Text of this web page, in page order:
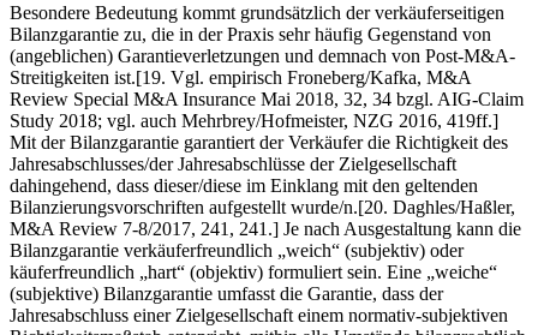
Besondere Bedeutung kommt grundsätzlich der verkäuferseitigen
Bilanzgarantie zu, die in der Praxis sehr häufig Gegenstand von
(angeblichen) Garantieverletzungen und demnach von Post-M&A-
Streitigkeiten ist.[19. Vgl. empirisch Froneberg/Kafka, M&A
Review Special M&A Insurance Mai 2018, 32, 34 bzgl. AIG-Claim
Study 2018; vgl. auch Mehrbrey/Hofmeister, NZG 2016, 419ff.]
Mit der Bilanzgarantie garantiert der Verkäufer die Richtigkeit des
Jahresabschlusses/der Jahresabschlüsse der Zielgesellschaft
dahingehend, dass dieser/diese im Einklang mit den geltenden
Bilanzierungsvorschriften aufgestellt wurde/n.[20. Daghles/Haßler,
M&A Review 7-8/2017, 241, 241.] Je nach Ausgestaltung kann die
Bilanzgarantie verkäuferfreundlich „weich“ (subjektiv) oder
käuferfreundlich „hart“ (objektiv) formuliert sein. Eine „weiche“
(subjektive) Bilanzgarantie umfasst die Garantie, dass der
Jahresabschluss einer Zielgesellschaft einem normativ-subjektiven